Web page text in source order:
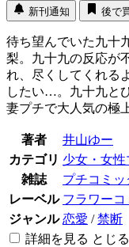
新刊通知 後で
待ち望んでいた九十
梨。九十九の反応が
れ、尽くしてくれる
したい…。九十九と
妻プチで大人気の極
著者
井山ゆー
カテゴリ 少女・女性
雑誌
プチコミッ
レーベル フラワー
ジャンル 恋愛 /禁断
詳細を見る とじる